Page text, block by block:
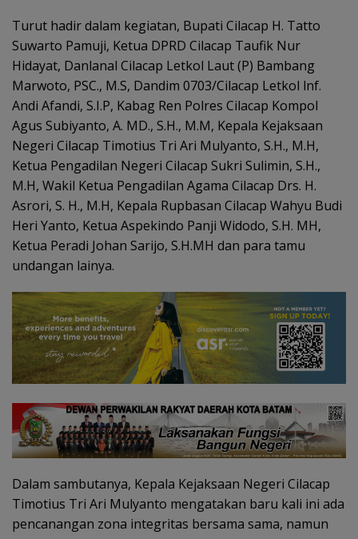
Turut hadir dalam kegiatan, Bupati Cilacap H. Tatto
Suwarto Pamuji, Ketua DPRD Cilacap Taufik Nur
Hidayat, Danlanal Cilacap Letkol Laut (P) Bambang
Marwoto, PSC., M.S, Dandim 0703/Cilacap Letkol lnf.
Andi Afandi, S.I.P, Kabag Ren Polres Cilacap Kompol
Agus Subiyanto, A. MD., S.H., M.M, Kepala Kejaksaan
Negeri Cilacap Timotius Tri Ari Mulyanto, S.H., M.H,
Ketua Pengadilan Negeri Cilacap Sukri Sulimin, S.H.,
M.H, Wakil Ketua Pengadilan Agama Cilacap Drs. H.
Asrori, S. H., M.H, Kepala Rupbasan Cilacap Wahyu Budi
Heri Yanto, Ketua Aspekindo Panji Widodo, S.H. MH,
Ketua Peradi Johan Sarijo, S.H.MH dan para tamu
undangan lainya.
Dalam sambutanya, Kepala Kejaksaan Negeri Cilacap
Timotius Tri Ari Mulyanto mengatakan baru kali ini ada
pencanangan zona integritas bersama sama, namun